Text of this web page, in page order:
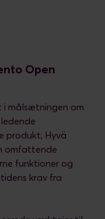
Open
i målsætningen om
produkt, Hyvä
omfattende
funktioner og
krav fra